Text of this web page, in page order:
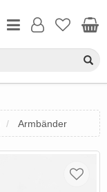
Armbänder